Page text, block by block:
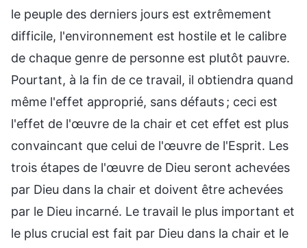
le peuple des derniers jours est extrêmement
difficile, l'environnement est hostile et le calibre
de chaque genre de personne est plutôt pauvre.
Pourtant, à la fin de ce travail, il obtiendra quand
même l'effet approprié, sans défauts ; ceci est
l'effet de l'œuvre de la chair et cet effet est plus
convaincant que celui de l'œuvre de l'Esprit. Les
trois étapes de l'œuvre de Dieu seront achevées
par Dieu dans la chair et doivent être achevées
par le Dieu incarné. Le travail le plus important et
le plus crucial est fait par Dieu dans la chair et le